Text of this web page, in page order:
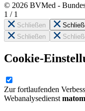
© 2026 BVMed -
1 / 1
Schließen
Schließen
Cookie-
Zur fortlaufenden
Webanalysedienst